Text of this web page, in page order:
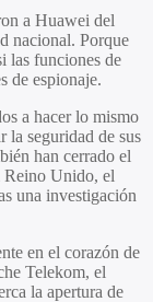
a Huawei del
nacional. Porque
las funciones de
de espionaje.
a hacer lo mismo
la seguridad de sus
han cerrado el
Reino Unido, el
una investigación
en el corazón de
Telekom, el
la apertura de